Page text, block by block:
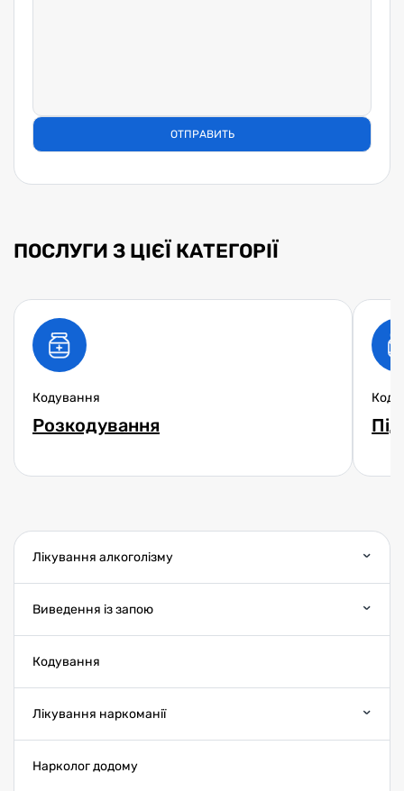
Лікування алкоголізму
Виведення із запою
Кодування
Лікування наркоманії
Нарколог додому
ПОСЛУГИ З ЦІЄЇ КАТЕГОРІЇ
Кодування
Розкодування